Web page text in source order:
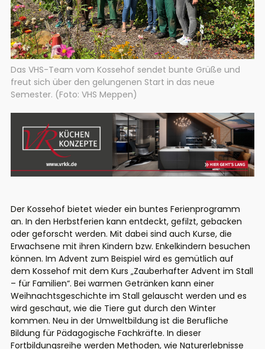
Das VHS-Team vom Kossehof sendet bunte Grüße und
freut sich über den gelungenen Start in das neue
Semester. (Foto: VHS Meppen)
Der Kossehof bietet wieder ein buntes Ferienprogramm
an. In den Herbstferien kann entdeckt, gefilzt, gebacken
oder geforscht werden. Mit dabei sind auch Kurse, die
Erwachsene mit ihren Kindern bzw. Enkelkindern besuchen
können. Im Advent zum Beispiel wird es gemütlich auf
dem Kossehof mit dem Kurs „Zauberhafter Advent im Stall
– für Familien“. Bei warmen Getränken kann einer
Weihnachtsgeschichte im Stall gelauscht werden und es
wird geschaut, wie die Tiere gut durch den Winter
kommen. Neu in der Umweltbildung ist die Berufliche
Bildung für Pädagogische Fachkräfte. In dieser
Fortbildungsreihe werden Methoden, wie Naturerlebnisse